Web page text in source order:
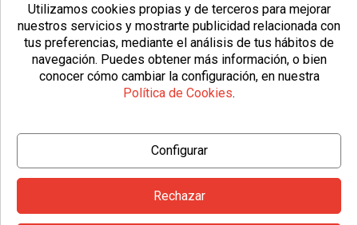
© Copyright 2026 Usopack® | Aviso Legal
| Política de Cookies| Configurar Cookies |
Condiciones Generales
Utilizamos cookies propias y de terceros para mejorar
nuestros servicios y mostrarte publicidad relacionada con
tus preferencias, mediante el análisis de tus hábitos de
navegación. Puedes obtener más información, o bien
conocer cómo cambiar la configuración, en nuestra
Política de Cookies.
Configurar
Rechazar